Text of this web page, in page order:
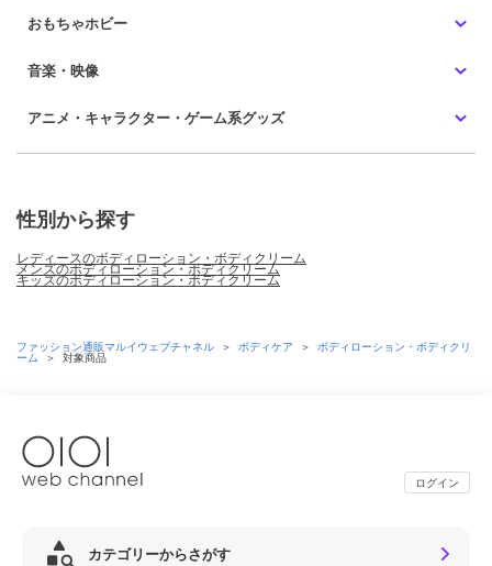
おもちゃホビー
音楽・映像
アニメ・キャラクター・ゲーム系グッズ
性別から探す
レディースのボディローション・ボディクリーム
メンズのボディローション・ボディクリーム
キッズのボディローション・ボディクリーム
ファッション通販マルイウェブチャネル ＞ ボディケア ＞
ボディローション・ボディクリ
ーム
＞ 対象商品
ログイン
カテゴリーからさがす